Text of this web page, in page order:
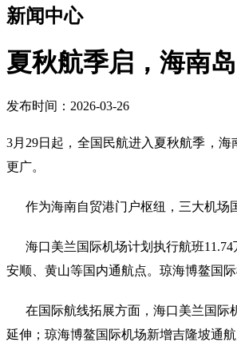
新闻中心
夏秋航季启，海南
发布时间：2026-03-26
3月29日起，全国民航进入夏秋航季，
更广。
作为海南自贸港门户枢纽，三大机场
海口美兰国际机场计划执行航班11.74
安顺、黄山等国内通航点。琼海博鳌国
在国际航线拓展方面，海口美兰国际
延伸；琼海博鳌国际机场新增吉隆坡通航